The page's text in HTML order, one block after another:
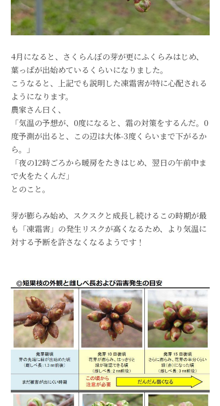
4月になると、さくらんぼの芽が更にふくらみはじめ、
葉っぱが出始めているくらいになりました。
こうなると、上記でも説明した凍霜害が特に心配される
ようになります。
農家さん曰く、
「気温の予想が、0度になると、霜の対策をするんだ。0
度予測が出ると、この辺は大体-3度くらいまで下がるか
ら。」
「夜の12時ごろから暖房をたきはじめ、翌日の午前中ま
で火をたくんだ」
とのこと。
芽が膨らみ始め、スクスクと成長し続けるこの時期が最
も「凍霜害」の発生リスクが高くなるため、より気温に
対する予断を許さなくなるようです！